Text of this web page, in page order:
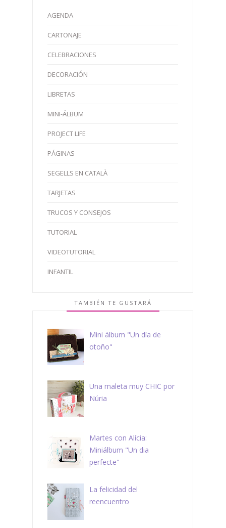
AGENDA
CARTONAJE
CELEBRACIONES
DECORACIÓN
LIBRETAS
MINI-ÁLBUM
PROJECT LIFE
PÁGINAS
SEGELLS EN CATALÀ
TARJETAS
TRUCOS Y CONSEJOS
TUTORIAL
VIDEOTUTORIAL
INFANTIL
TAMBIÉN TE GUSTARÁ
Mini álbum "Un día de
otoño"
Una maleta muy CHIC por
Núria
Martes con Alícia:
Miniálbum "Un dia
perfecte"
La felicidad del
reencuentro